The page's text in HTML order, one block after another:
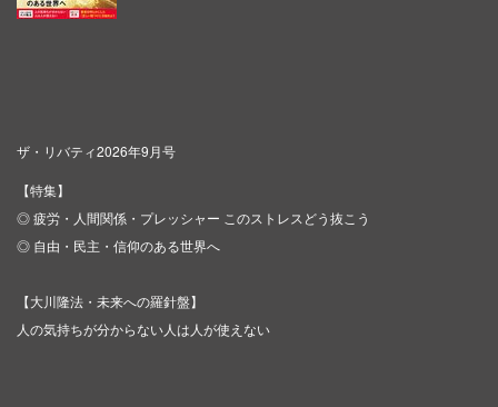
ザ・リバティ2026年9月号
【特集】
◎ 疲労・人間関係・プレッシャー このストレスどう抜こう
◎ 自由・民主・信仰のある世界へ
【大川隆法・未来への羅針盤】
人の気持ちが分からない人は人が使えない